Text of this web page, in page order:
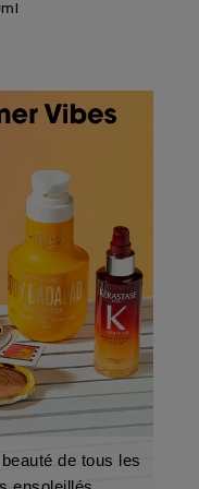
de tous les